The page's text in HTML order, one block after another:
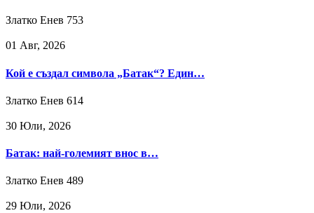
Златко Енев 753
01 Авг, 2026
Кой е създал символа „Батак“? Един…
Златко Енев 614
30 Юли, 2026
Батак: най-големият внос в…
Златко Енев 489
29 Юли, 2026